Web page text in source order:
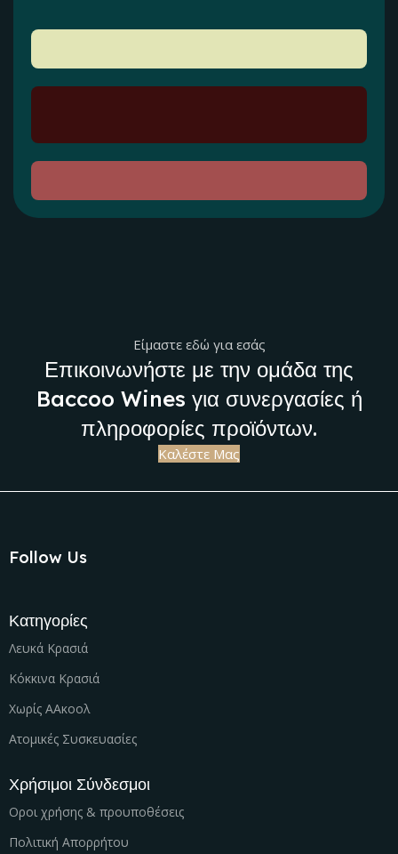
Γαλλικά Κόκκινα Κρασιά
View Details
Είμαστε εδώ για εσάς
Επικοινωνήστε με την ομάδα της
Baccoo Wines για συνεργασίες ή
πληροφορίες προϊόντων.
Καλέστε Μας
Follow Us
Κατηγορίες
Λευκά Κρασιά
Κόκκινα Κρασιά
Χωρίς ΑΑκοολ
Ατομικές Συσκευασίες
Χρήσιμοι Σύνδεσμοι
Οροι χρήσης & προυποθέσεις
Πολιτική Απορρήτου